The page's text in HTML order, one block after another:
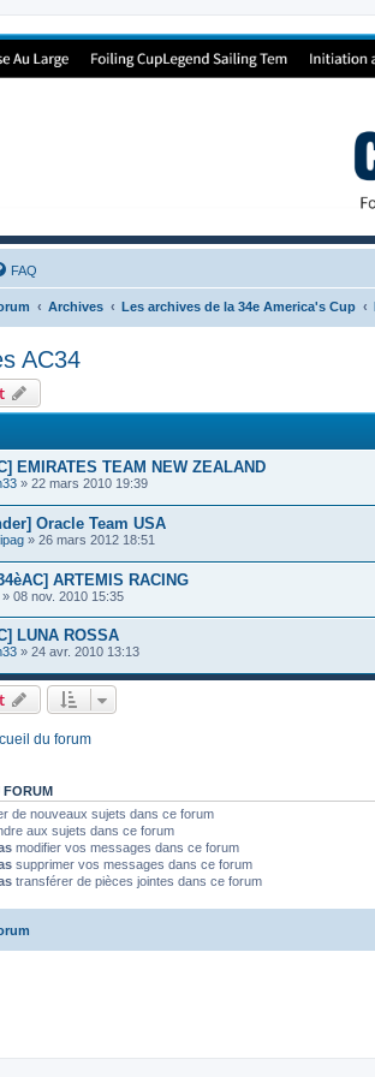
Cup In Europe
FAQ
Archives Les archives de la 34e America's Cup
AC34
EMIRATES TEAM NEW ZEALAND
» 22 mars 2010 19:39
Oracle Team USA
» 26 mars 2012 18:51
ARTEMIS RACING
» 08 nov. 2010 15:35
LUNA ROSSA
» 24 avr. 2010 13:13
du forum
FORUM
de nouveaux sujets dans ce forum
aux sujets dans ce forum
modifier vos messages dans ce forum
supprimer vos messages dans ce forum
transférer de pièces jointes dans ce forum